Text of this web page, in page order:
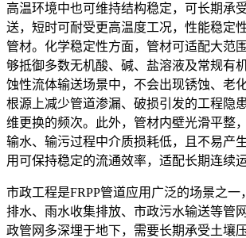
高温环境中也可维持结构稳定，可长期承
送，短时可耐受更高温度工况，性能稳定
管材。化学稳定性方面，管材可适配大范
够抵御多数无机酸、碱、盐溶液及常规有
蚀性流体输送场景中，不会出现锈蚀、老
根源上减少管道渗漏、破损引发的工程隐
维更换的频次。此外，管材内壁光滑平整
输水、输污过程中介质损耗低，且不易产
用可保持稳定的流通效率，适配长期连续
市政工程是FRPP管道应用广泛的场景之一
排水、雨水收集排放、市政污水输送等管
政管网多深埋于地下，需要长期承受土壤